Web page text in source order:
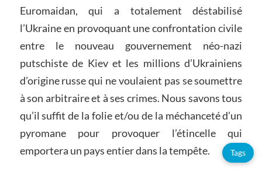
Euromaidan, qui a totalement déstabilisé
l’Ukraine en provoquant une confrontation civile
entre le nouveau gouvernement néo-nazi
putschiste de Kiev et les millions d’Ukrainiens
d’origine russe qui ne voulaient pas se soumettre
à son arbitraire et à ses crimes. Nous savons tous
qu’il suffit de la folie et/ou de la méchanceté d’un
pyromane pour provoquer l’étincelle qui
emportera un pays entier dans la tempête.
Tags